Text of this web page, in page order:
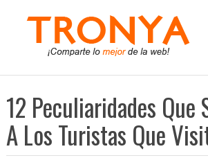
12 Peculiaridades Que
A Los Turistas Que